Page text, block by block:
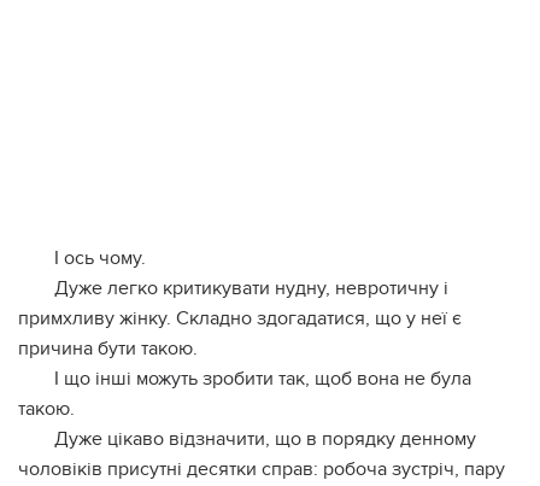
І ось чому.
Дуже легко критикувати нудну, невpотичну і
примхливу жінку. Складно здогадатися, що у неї є
причина бути такою.
І що інші можуть зробити так, щоб вона не була
такою.
Дуже цікаво відзначити, що в порядку денному
чоловіків присутні десятки справ: робоча зустріч, пару